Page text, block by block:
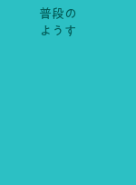
​普段の
ようす